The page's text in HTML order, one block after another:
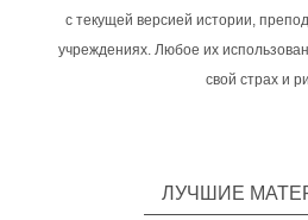
с текущей версией истории,
учреждениях. Любое их
свой страх и
ЛУЧШИЕ